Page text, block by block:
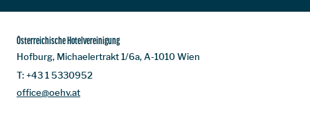
Österreichische Hotelvereinigung
Hofburg, Michaelertrakt 1/6a, A-1010 Wien
T:+43 1 5330952
office@oehv.at